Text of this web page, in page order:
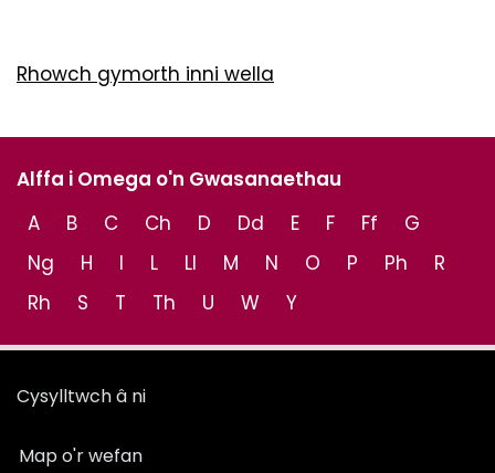
Rhowch gymorth inni wella
Alffa i Omega o'n Gwasanaethau
A
B C Ch D Dd E F Ff
G
Ng
H I L Ll M N O P Ph
R
Rh
S T Th U W Y
Cysylltwch â ni
Map o'r wefan